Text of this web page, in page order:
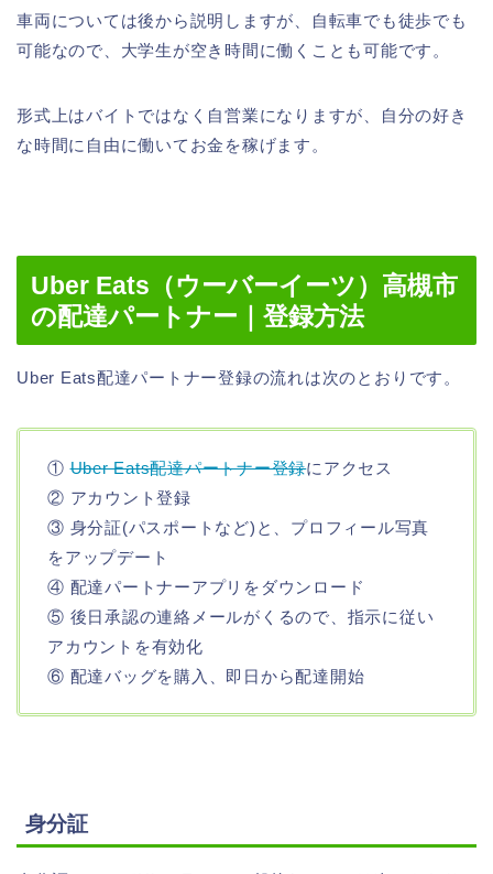
車両については後から説明しますが、自転車でも徒歩でも
可能なので、大学生が空き時間に働くことも可能です。
形式上はバイトではなく自営業になりますが、自分の好き
な時間に自由に働いてお金を稼げます。
Uber Eats（ウーバーイーツ）高槻市
の配達パートナー｜登録方法
Uber Eats配達パートナー登録の流れは次のとおりです。
①Uber Eats配達パートナー登録にアクセス
② アカウント登録
③ 身分証(パスポートなど)と、プロフィール写真
をアップデート
④ 配達パートナーアプリをダウンロード
⑤ 後日承認の連絡メールがくるので、指示に従い
アカウントを有効化
⑥ 配達バッグを購入、即日から配達開始
身分証